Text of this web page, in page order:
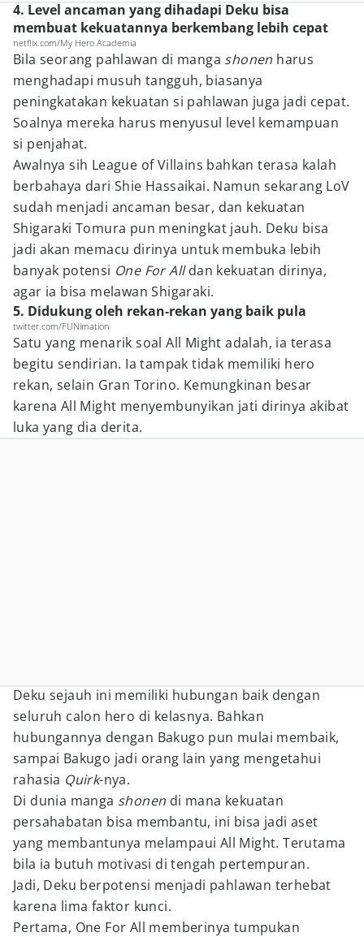
4. Level ancaman yang dihadapi Deku bisa
membuat kekuatannya berkembang lebih cepat
netflix.com/My Hero Academia
Bila seorang pahlawan di manga shonen harus
menghadapi musuh tangguh, biasanya
peningkatakan kekuatan si pahlawan juga jadi cepat.
Soalnya mereka harus menyusul level kemampuan
si penjahat.
Awalnya sih League of Villains bahkan terasa kalah
berbahaya dari Shie Hassaikai. Namun sekarang LoV
sudah menjadi ancaman besar, dan kekuatan
Shigaraki Tomura pun meningkat jauh. Deku bisa
jadi akan memacu dirinya untuk membuka lebih
banyak potensi One For Alldan kekuatan dirinya,
agar ia bisa melawan Shigaraki.
5. Didukung oleh rekan-rekan yang baik pula
twitter.com/FUNimation
Satu yang menarik soal All Might adalah, ia terasa
begitu sendirian. Ia tampak tidak memiliki hero
rekan, selain Gran Torino. Kemungkinan besar
karena All Might menyembunyikan jati dirinya akibat
luka yang dia derita.
Deku sejauh ini memiliki hubungan baik dengan
seluruh calon hero di kelasnya. Bahkan
hubungannya dengan Bakugo pun mulai membaik,
sampai Bakugo jadi orang lain yang mengetahui
rahasia Quirk-nya.
Di dunia manga shonen di mana kekuatan
persahabatan bisa membantu, ini bisa jadi aset
yang membantunya melampaui All Might. Terutama
bila ia butuh motivasi di tengah pertempuran.
Jadi, Deku berpotensi menjadi pahlawan terhebat
karena lima faktor kunci.
Pertama, One For All memberinya tumpukan